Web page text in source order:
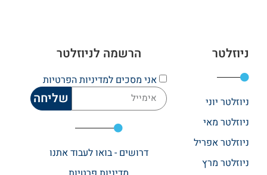
ניוזלטר
ניוזלטר יוני
ניוזלטר מאי
ניוזלטר אפריל
ניוזלטר מרץ
הרשמה לניוזלטר
אני מסכים למדיניות הפרטיות
שליחה
דרושים - בואו לעבוד אתנו